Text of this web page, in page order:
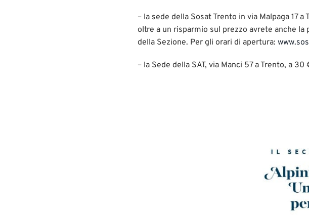
– la sede della Sosat Trento in via Malpaga 17
oltre a un risparmio sul prezzo avrete anche
della Sezione. Per gli orari di apertura:
– la Sede della SAT, via Manci 57 a Trento, a 30